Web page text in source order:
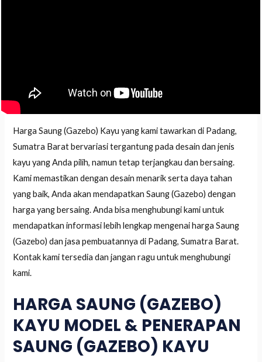
Harga Saung (Gazebo) Kayu yang kami tawarkan di Padang,
Sumatra Barat bervariasi tergantung pada desain dan jenis
kayu yang Anda pilih, namun tetap terjangkau dan bersaing.
Kami memastikan dengan desain menarik serta daya tahan
yang baik, Anda akan mendapatkan Saung (Gazebo) dengan
harga yang bersaing. Anda bisa menghubungi kami untuk
mendapatkan informasi lebih lengkap mengenai harga Saung
(Gazebo) dan jasa pembuatannya di Padang, Sumatra Barat.
Kontak kami tersedia dan jangan ragu untuk menghubungi
kami.
HARGA SAUNG (GAZEBO)
KAYU MODEL & PENERAPAN
SAUNG (GAZEBO) KAYU